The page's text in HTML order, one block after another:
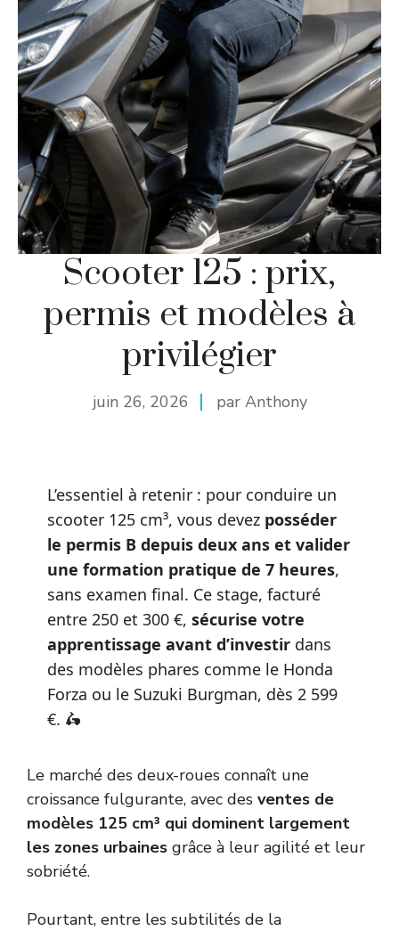
Scooter 125 : prix,
permis et modèles à
privilégier
juin 26, 2026 par Anthony
L’essentiel à retenir : pour conduire un
scooter 125 cm³, vous devez posséder
le permis B depuis deux ans et valider
une formation pratique de 7 heures,
sans examen final. Ce stage, facturé
entre 250 et 300 €, sécurise votre
apprentissage avant d’investirdans
des modèles phares comme le Honda
Forza ou le Suzuki Burgman, dès 2 599
€. 🛵
Le marché des deux-roues connaît une
croissance fulgurante, avec des ventes de
modèles 125 cm³ qui dominent largement
les zones urbaines grâce à leur agilité et leur
sobriété.
Pourtant, entre les subtilités de la